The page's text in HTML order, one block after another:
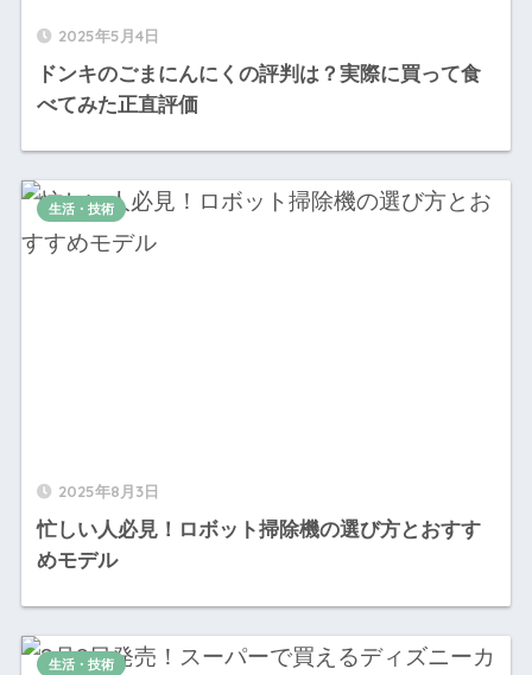
2025年5月4日
ドンキのごまにんにくの評判は？実際に買って食
べてみた正直評価
2025年8月3日
忙しい人必見！ロボット掃除機の選び方とおすす
めモデル
生活・技術
生活・技術